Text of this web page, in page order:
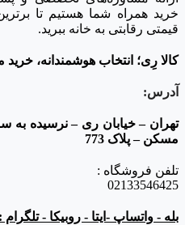
خرید همراه شما هستیم تا
قیمتی رقابتی به خانه‌ ببرید.
کالا رِی؛ انتخاب هوشمندانه،
آدرس:
تهران – خیابان ری – نرسیده به
مسکن – پلاک 773
تلفن فروشگاه :
02133546425
بله - واتساپ -ایتا - روبیکا - تلگرام :